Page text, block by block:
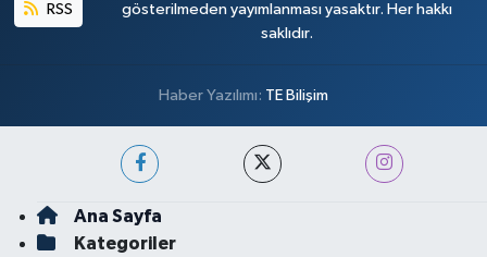
RSS
gösterilmeden yayımlanması yasaktır. Her hakkı
saklıdır.
Haber Yazılımı: TE Bilişim
Ana Sayfa
Kategoriler